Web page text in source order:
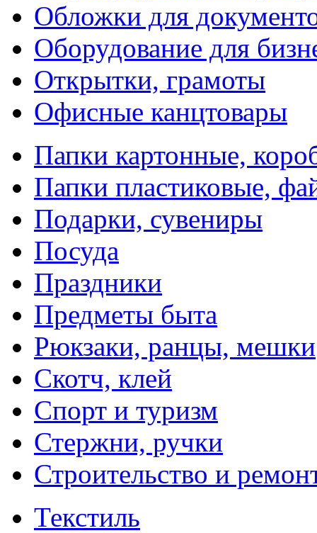
Обложки для
Оборудование для
Открытки, грамоты
Офисные канцтовары
Папки картонные,
Папки пластиковые,
Подарки, сувениры
Посуда
Праздники
Предметы быта
Рюкзаки, ранцы, мешки
Скотч, клей
Спорт и туризм
Стержни, ручки
Строительство и
Текстиль